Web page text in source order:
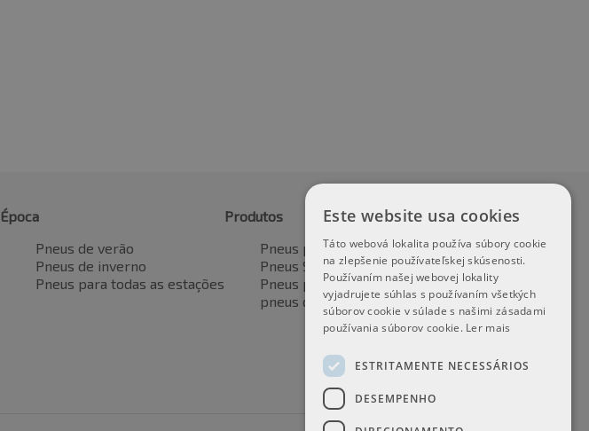
Época
Pneus de verão
Pneus de inverno
Pneus para todas as estações
Produtos
Pneus para automóveis
Pneus SUV / 4x4
Pneus para veículos de transporte
pneus de motocicleta
Este website usa cookies
Táto webová lokalita používa súbory cookie
na zlepšenie používateľskej skúsenosti.
Používaním našej webovej lokality
vyjadrujete súhlas s používaním všetkých
súborov cookie v súlade s našimi zásadami
používania súborov cookie. Ler mais
ESTRITAMENTE NECESSÁRIOS
DESEMPENHO